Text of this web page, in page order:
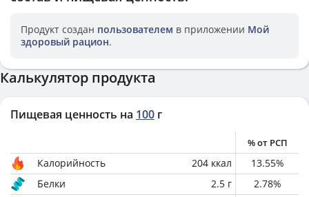
Продукт создан пользователем в приложении Мой
здоровый рацион.
Калькулятор продукта
Пищевая ценность на 100 г
% от РСП
Калорийность 204 ккал 13.55%
Белки
2.5 г 2.78%